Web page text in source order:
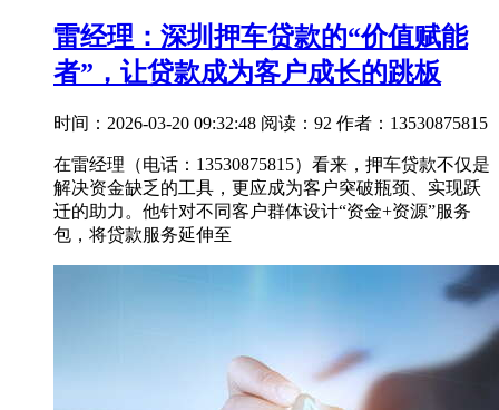
雷经理：深圳押车贷款的“价值赋能
者”，让贷款成为客户成长的跳板
时间：2026-03-20 09:32:48 阅读：92 作者：13530875815
在雷经理（电话：13530875815）看来，押车贷款不仅是
解决资金缺乏的工具，更应成为客户突破瓶颈、实现跃
迁的助力。他针对不同客户群体设计“资金+资源”服务
包，将贷款服务延伸至